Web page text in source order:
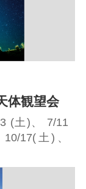
体観望会
(土)、 7/11
17(土)、